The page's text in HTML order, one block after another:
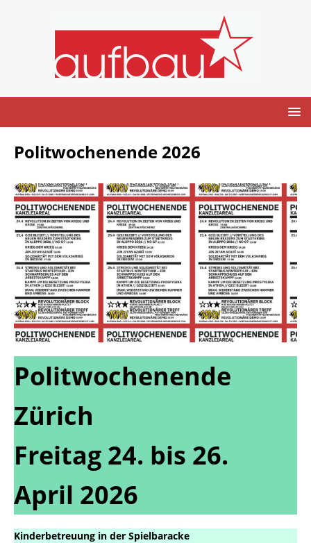
Politwochenende 2026
Politwochenende
Zürich
Freitag 24. bis 26.
April 2026
Kinderbetreuung in der Spielbaracke